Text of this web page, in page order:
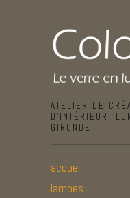
ATELIER DE
D’INTÉRIEUR,
GIRONDE
accueil
lampes